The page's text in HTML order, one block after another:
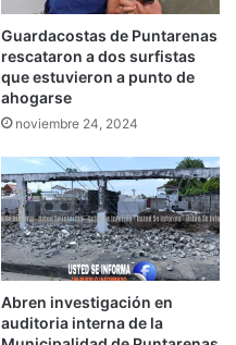
Guardacostas de Puntarenas
rescataron a dos surfistas
que estuvieron a punto de
ahogarse
noviembre 24, 2024
Abren investigación en
auditoria interna de la